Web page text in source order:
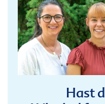
Hast